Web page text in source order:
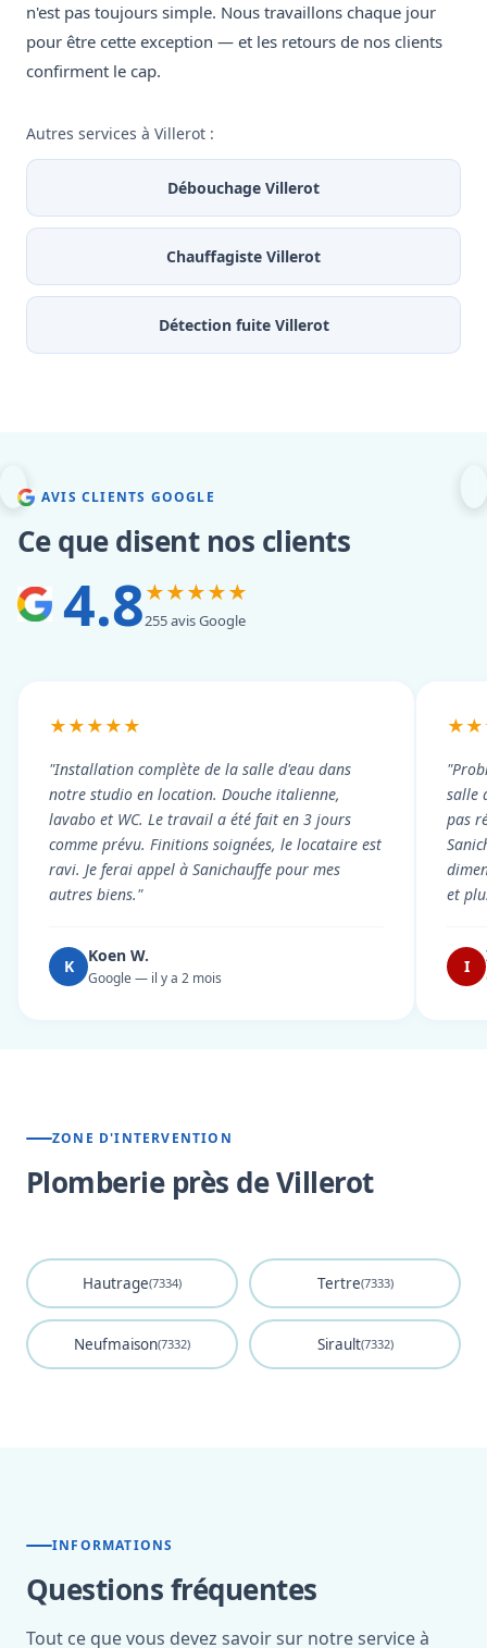
n'est pas toujours simple. Nous travaillons chaque jour
pour être cette exception — et les retours de nos clients
confirment le cap.
Autres services à Villerot :
Débouchage Villerot
Chauffagiste Villerot
Détection fuite Villerot
AVIS CLIENTS GOOGLE
Ce que disent nos clients
4.8★★★★★
255 avis Google
★★★★★
"Installation complète de la salle d'eau dans
notre studio en location. Douche italienne,
lavabo et WC. Le travail a été fait en 3 jours
comme prévu. Finitions soignées, le locataire est
ravi. Je ferai appel à Sanichauffe pour mes
autres biens."
K
Koen W.
Google — il y a 2 mois
salle
pas
et
I
ZONE D'INTERVENTION
Plomberie près de Villerot
Hautrage(7334) Tertre(7333)
Neufmaison(7332) Sirault(7332)
INFORMATIONS
Questions fréquentes
Tout ce que vous devez savoir sur notre service à